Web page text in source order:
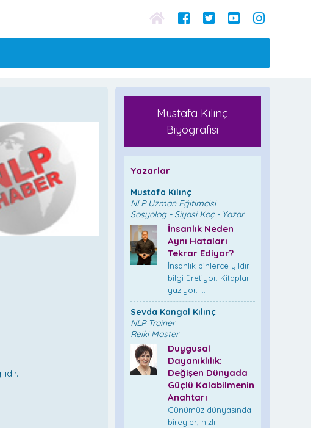
Mustafa Kılınç
Biyografisi
Yazarlar
Mustafa Kılınç
NLP Uzman Eğitimcisi
Sosyolog - Siyasi Koç - Yazar
İnsanlık Neden
Aynı Hataları
Tekrar Ediyor?
İnsanlık binlerce yıldır
bilgi üretiyor. Kitaplar
yazıyor. ...
Sevda Kangal Kılınç
NLP Trainer
Reiki Master
Duygusal
Dayanıklılık:
Değişen Dünyada
Güçlü Kalabilmenin
Anahtarı
Günümüz dünyasında
bireyler, hızlı